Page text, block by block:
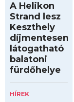
A Helikon
Strand lesz
Keszthely
díjmentesen
látogatható
balatoni
fürdőhelye
HÍREK